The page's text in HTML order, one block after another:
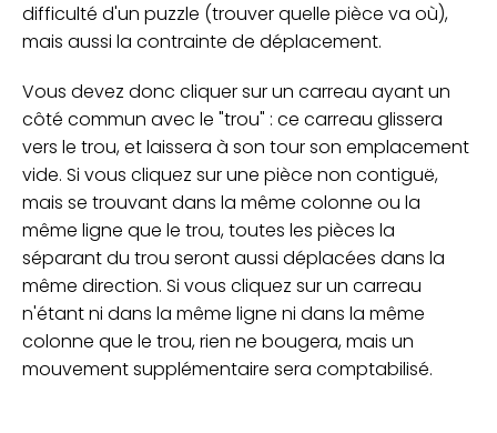
difficulté d'un puzzle (trouver quelle pièce va où),
mais aussi la contrainte de déplacement.
Vous devez donc cliquer sur un carreau ayant un
côté commun avec le "trou" : ce carreau glissera
vers le trou, et laissera à son tour son emplacement
vide. Si vous cliquez sur une pièce non contiguë,
mais se trouvant dans la même colonne ou la
même ligne que le trou, toutes les pièces la
séparant du trou seront aussi déplacées dans la
même direction. Si vous cliquez sur un carreau
n'étant ni dans la même ligne ni dans la même
colonne que le trou, rien ne bougera, mais un
mouvement supplémentaire sera comptabilisé.